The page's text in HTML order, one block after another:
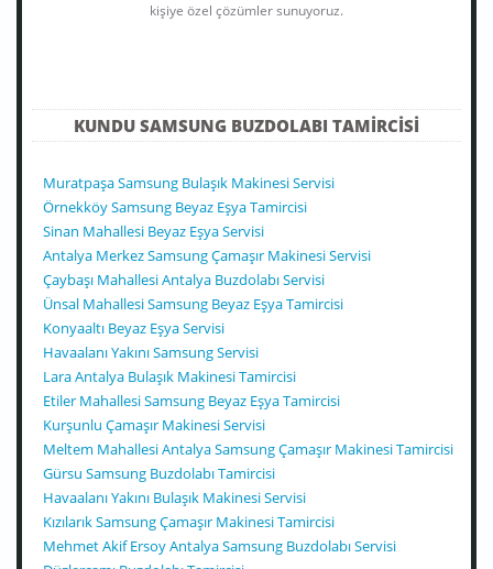
kişiye özel çözümler sunuyoruz.
KUNDU SAMSUNG BUZDOLABI TAMIRCISI
Muratpaşa Samsung Bulaşık Makinesi Servisi
Örnekköy Samsung Beyaz Eşya Tamircisi
Sinan Mahallesi Beyaz Eşya Servisi
Antalya Merkez Samsung Çamaşır Makinesi Servisi
Çaybaşı Mahallesi Antalya Buzdolabı Servisi
Ünsal Mahallesi Samsung Beyaz Eşya Tamircisi
Konyaaltı Beyaz Eşya Servisi
Havaalanı Yakını Samsung Servisi
Lara Antalya Bulaşık Makinesi Tamircisi
Etiler Mahallesi Samsung Beyaz Eşya Tamircisi
Kurşunlu Çamaşır Makinesi Servisi
Meltem Mahallesi Antalya Samsung Çamaşır Makinesi Tamircisi
Gürsu Samsung Buzdolabı Tamircisi
Havaalanı Yakını Bulaşık Makinesi Servisi
Kızılarık Samsung Çamaşır Makinesi Tamircisi
Mehmet Akif Ersoy Antalya Samsung Buzdolabı Servisi